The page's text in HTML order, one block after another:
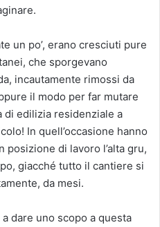
un po’, erano cresciuti pure
che sporgevano
incautamente rimossi da
il modo per far mutare
di edilizia residenziale a
In quell’occasione hanno
di lavoro l’alta gru,
giacché tutto il cantiere si
da mesi.
dare uno scopo a questa